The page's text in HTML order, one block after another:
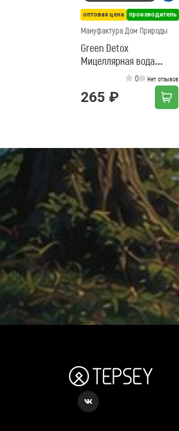
оптовая цена производитель
Мануфактура Дом Природы
Green Detox
Мицеллярная вода
Ультраочищение
0 Нет отзывов
265 ₽